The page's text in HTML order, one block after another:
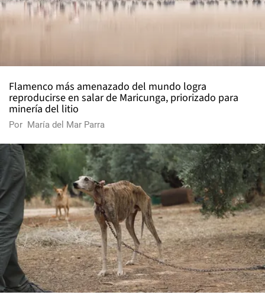
Flamenco más amenazado del mundo logra
reproducirse en salar de Maricunga, priorizado para
minería del litio
Por María del Mar Parra